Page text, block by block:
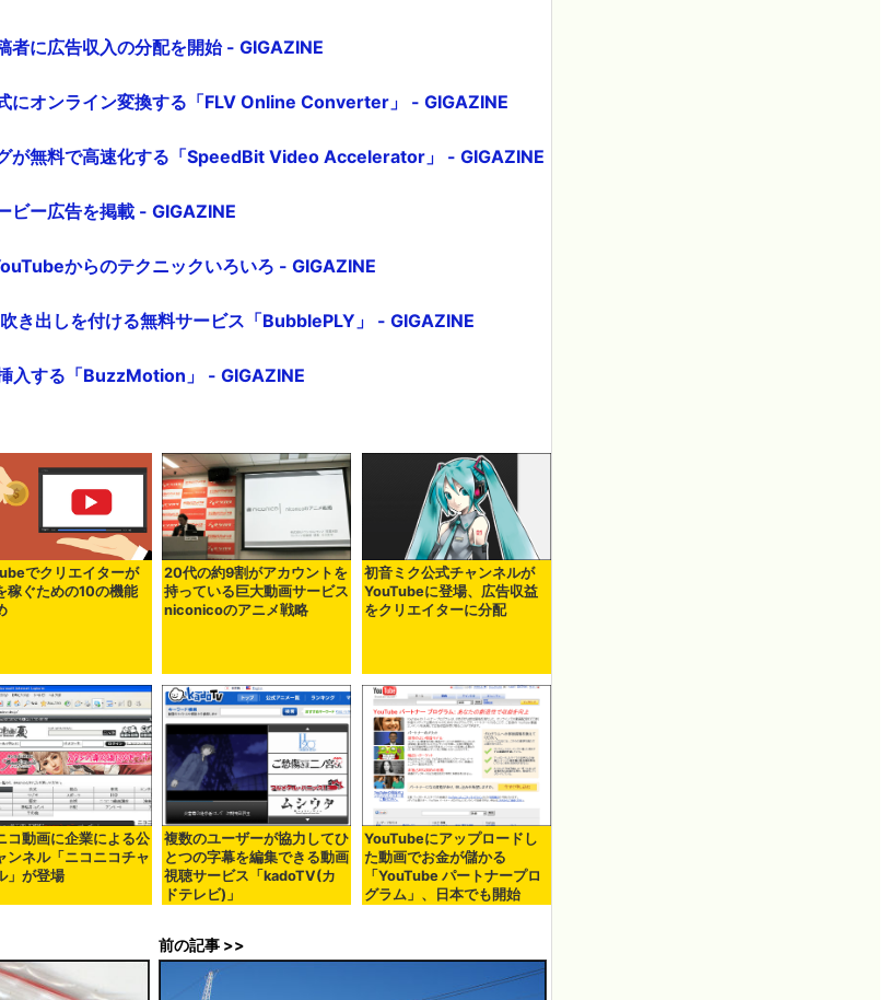
者に広告収入の分配を開始 - GIGAZINE
にオンライン変換する「FLV Online Converter」 - GIGAZINE
が無料で高速化する「SpeedBit Video Accelerator」 - GIGAZINE
ビー広告を掲載 - GIGAZINE
からのテクニックいろいろ - GIGAZINE
き出しを付ける無料サービス「BubblePLY」 - GIGAZINE
入する「BuzzMotion」 - GIGAZINE
でクリエイターが
稼ぐための10の機能
20代の約9割がアカウントを
持っている巨大動画サービス
niconicoのアニメ戦略
初音ミク公式チャンネルが
YouTubeに登場、広告収益
をクリエイターに分配
コ動画に企業による公
ンネル「ニコニコチャ
」が登場
複数のユーザーが協力してひ
とつの字幕を編集できる動画
視聴サービス「kadoTV(カ
ドテレビ)」
YouTubeにアップロードし
た動画でお金が儲かる
「YouTube パートナープロ
グラム」、日本でも開始
前の記事 >>